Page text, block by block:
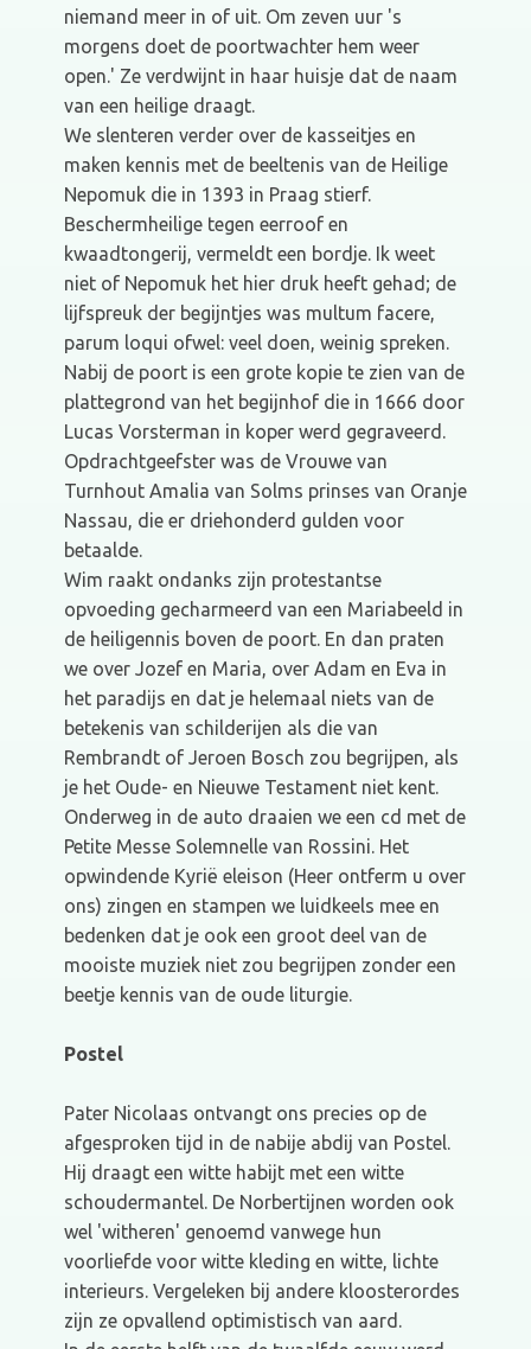
niemand meer in of uit. Om zeven uur 's
morgens doet de poortwachter hem weer
open.' Ze verdwijnt in haar huisje dat de naam
van een heilige draagt.
We slenteren verder over de kasseitjes en
maken kennis met de beeltenis van de Heilige
Nepomuk die in 1393 in Praag stierf.
Beschermheilige tegen eerroof en
kwaadtongerij, vermeldt een bordje. Ik weet
niet of Nepomuk het hier druk heeft gehad; de
lijfspreuk der begijntjes was multum facere,
parum loqui ofwel: veel doen, weinig spreken.
Nabij de poort is een grote kopie te zien van de
plattegrond van het begijnhof die in 1666 door
Lucas Vorsterman in koper werd gegraveerd.
Opdrachtgeefster was de Vrouwe van
Turnhout Amalia van Solms prinses van Oranje
Nassau, die er driehonderd gulden voor
betaalde.
Wim raakt ondanks zijn protestantse
opvoeding gecharmeerd van een Mariabeeld in
de heiligennis boven de poort. En dan praten
we over Jozef en Maria, over Adam en Eva in
het paradijs en dat je helemaal niets van de
betekenis van schilderijen als die van
Rembrandt of Jeroen Bosch zou begrijpen, als
je het Oude- en Nieuwe Testament niet kent.
Onderweg in de auto draaien we een cd met de
Petite Messe Solemnelle van Rossini. Het
opwindende Kyrië eleison (Heer ontferm u over
ons) zingen en stampen we luidkeels mee en
bedenken dat je ook een groot deel van de
mooiste muziek niet zou begrijpen zonder een
beetje kennis van de oude liturgie.
Postel
Pater Nicolaas ontvangt ons precies op de
afgesproken tijd in de nabije abdij van Postel.
Hij draagt een witte habijt met een witte
schoudermantel. De Norbertijnen worden ook
wel 'witheren' genoemd vanwege hun
voorliefde voor witte kleding en witte, lichte
interieurs. Vergeleken bij andere kloosterordes
zijn ze opvallend optimistisch van aard.